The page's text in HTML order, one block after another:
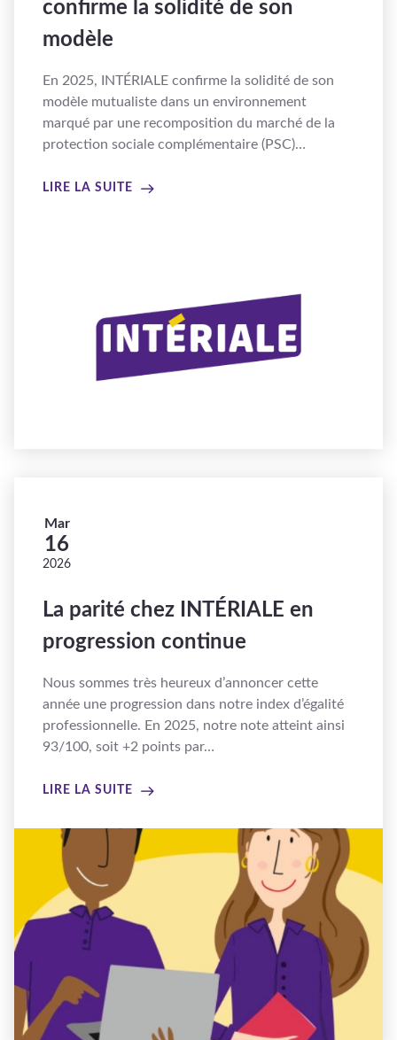
confirme la solidité de son
modèle
En 2025, INTÉRIALE confirme la solidité de son
modèle mutualiste dans un environnement
marqué par une recomposition du marché de la
protection sociale complémentaire (PSC)…
LIRE LA SUITE
Mar
16
2026
La parité chez INTÉRIALE en
progression continue
Nous sommes très heureux d’annoncer cette
année une progression dans notre index d’égalité
professionnelle. En 2025, notre note atteint ainsi
93/100, soit +2 points par…
LIRE LA SUITE